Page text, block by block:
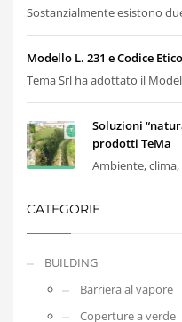
Sostanzialmente esistono
Modello L. 231 e Codice Etico
Tema Srl ha adottato il
Soluzioni
prodotti TeMa
Ambiente,
CATEGORIE
BUILDING
Barriera al vapore
Coperture a verde